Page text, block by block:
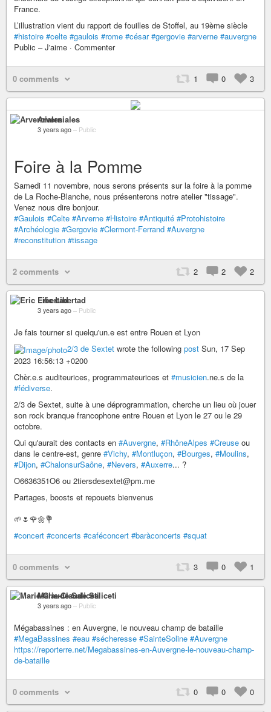
France.
L’illustration vient du rapport de fouilles de Stoffel, au 19ème siècle
#histoire #celte #gaulois #rome #césar #gergovie #arverne #auvergne
Public – J'aime · Commenter
0 comments 1 0 3
Arverniales
3 years ago – Public
Foire à la Pomme
Samedi 11 novembre, nous serons présents sur la foire à la pomme
de La Roche-Blanche, nous présenterons notre atelier "tissage".
Venez nous dire bonjour.
#Gaulois #Celte #Arverne #Histoire #Antiquité #Protohistoire
#Archéologie #Gergovie #Clermont-Ferrand #Auvergne
#reconstitution #tissage
2 comments 2 2 2
Eric Libertad
3 years ago – Public
Je fais tourner si quelqu'un.e est entre Rouen et Lyon
2/3 de Sextet wrote the following post Sun, 17 Sep
2023 16:56:13 +0200
Chèr.e.s auditeurices, programmateurices et #musicien.ne.s de la
#fédiverse.
2/3 de Sextet, suite à une déprogrammation, cherche un lieu où jouer
son rock branque francophone entre Rouen et Lyon le 27 ou le 29
octobre.
Qui qu'aurait des contacts en #Auvergne, #RhôneAlpes #Creuse ou
dans le centre-est, genre #Vichy, #Montluçon, #Bourges, #Moulins,
#Dijon, #ChalonsurSaône, #Nevers, #Auxerre... ?
O6636351O6 ou 2tiersdesextet@pm.me
Partages, boosts et repouets bienvenus
🌱🌷🌹🌼💐
#concert #concerts #caféconcert #baràconcerts #squat
0 comments 3 0 1
Marie-Claude Saliceti
3 years ago – Public
Mégabassines : en Auvergne, le nouveau champ de bataille
#MegaBassines #eau #sécheresse #SainteSoline #Auvergne
https://reporterre.net/Megabassines-en-Auvergne-le-nouveau-champ-
de-bataille
0 comments 0 0 0